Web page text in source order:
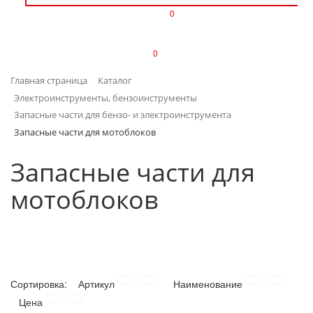
ИНТЕРЬЕР
КАНЦТОВАРЫ
КРЕПЕЖ И СКОБЯНЫЕ ИЗДЕЛИЯ
ПОСУДА
0
0
Главная страница
Каталог
Электроинструменты, бензоинструменты
Запасные части для бензо- и электроинструмента
Запасные части для мотоблоков
Запасные части для
мотоблоков
Сортировка: Артикул
Наименование
Цена